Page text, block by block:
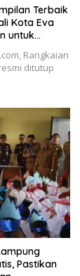
Terbaik
Kota Eva
untuk
Rangkaian
ditutup
Pastikan